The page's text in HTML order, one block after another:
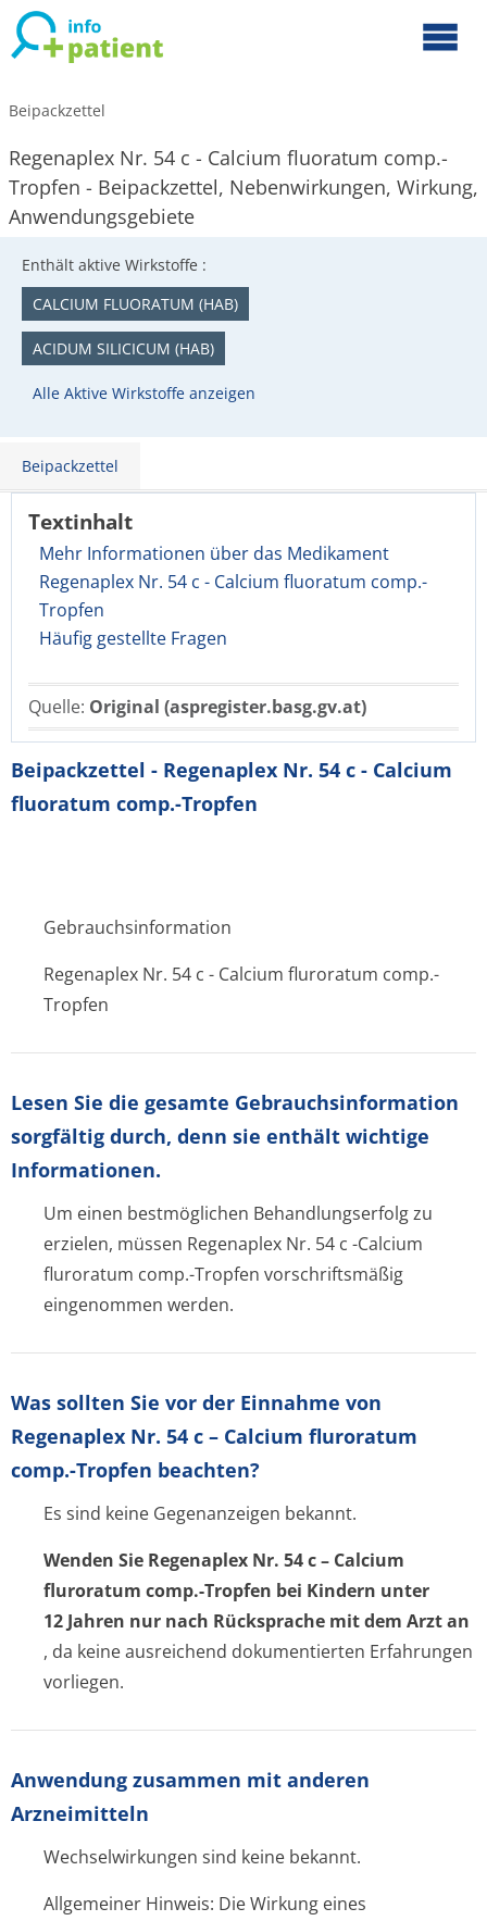
Beipackzettel
Regenaplex Nr. 54 c - Calcium fluoratum comp.-
Tropfen - Beipackzettel, Nebenwirkungen, Wirkung,
Anwendungsgebiete
Enthält aktive Wirkstoffe :
CALCIUM FLUORATUM (HAB)
ACIDUM SILICICUM (HAB)
Alle Aktive Wirkstoffe anzeigen
Beipackzettel
Textinhalt
Mehr Informationen über das Medikament
Regenaplex Nr. 54 c - Calcium fluoratum comp.-
Tropfen
Häufig gestellte Fragen
Quelle: Original (aspregister.basg.gv.at)
Beipackzettel - Regenaplex Nr. 54 c - Calcium
fluoratum comp.-Tropfen
Gebrauchsinformation
Regenaplex Nr. 54 c - Calcium fluroratum comp.-
Tropfen
Lesen Sie die gesamte Gebrauchsinfor­mation
sorgfältig durch, denn sie enthält wichtige
Informationen.
Um einen bestmöglichen Behandlungserfolg zu
erzielen, müssen Regenaplex Nr. 54 c -Calcium
fluroratum comp.-Tropfen vorschriftsmäßig
eingenommen werden.
Was sollten Sie vor der Einnahme von
Regenaplex Nr. 54 c – Calcium fluroratum
comp.-Tropfen beachten?
Es sind keine Gegenanzeigen bekannt.
Wenden Sie Regenaplex Nr. 54 c – Calcium
fluroratum comp.-Tropfen bei Kindern unter
12 Jahren nur nach Rücksprache mit dem Arzt an
, da keine ausreichend dokumentierten Erfahrungen
vorliegen.
Anwendung zusammen mit anderen
Arzneimitteln
Wechselwirkungen sind keine bekannt.
Allgemeiner Hinweis: Die Wirkung eines